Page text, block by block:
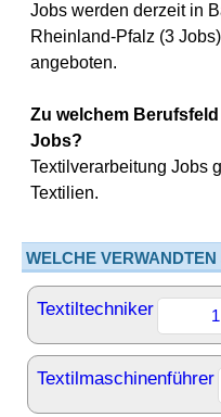
Jobs werden derzeit in
Rheinland-Pfalz (3
angeboten.
Zu welchem
Jobs?
Textilverarbeitung Jobs
Textilien.
WELCHE
Textiltechniker
Textilmaschinenführer